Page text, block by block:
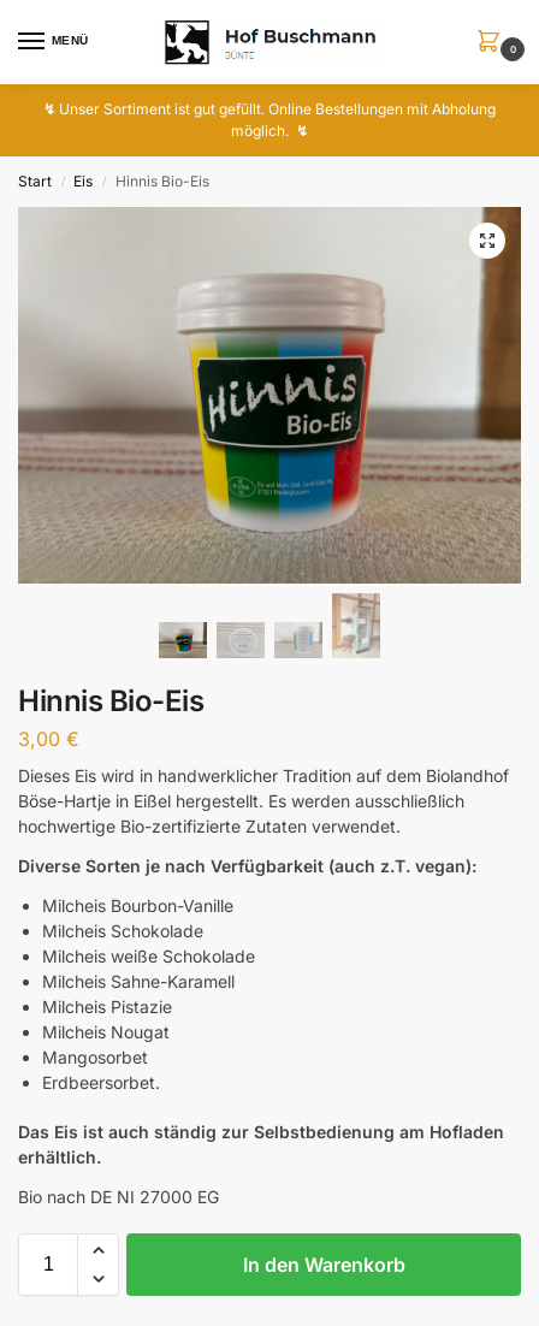
MENÜ
0
↯ Unser Sortiment ist gut gefüllt. Online Bestellungen mit Abholung
möglich. ↯
Start / Eis / Hinnis Bio-Eis
Hinnis Bio-Eis
3,00 €
Dieses Eis wird in handwerklicher Tradition auf dem Biolandhof
Böse-Hartje in Eißel hergestellt. Es werden ausschließlich
hochwertige Bio-zertifizierte Zutaten verwendet.
Diverse Sorten je nach Verfügbarkeit (auch z.T. vegan):
Milcheis Bourbon-Vanille
Milcheis Schokolade
Milcheis weiße Schokolade
Milcheis Sahne-Karamell
Milcheis Pistazie
Milcheis Nougat
Mangosorbet
Erdbeersorbet.
Das Eis ist auch ständig zur Selbstbedienung am Hofladen
erhältlich.
Bio nach DE NI 27000 EG
In den Warenkorb